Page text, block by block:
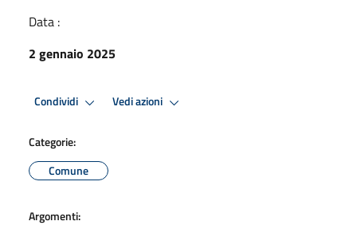
Data :
2 gennaio 2025
Condividi Vedi azioni
Categorie:
Comune
Argomenti: